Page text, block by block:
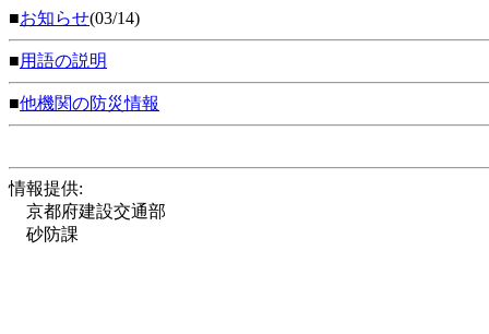
■お知らせ(03/14)
■用語の説明
■他機関の防災情報
情報提供:
京都府建設交通部
砂防課